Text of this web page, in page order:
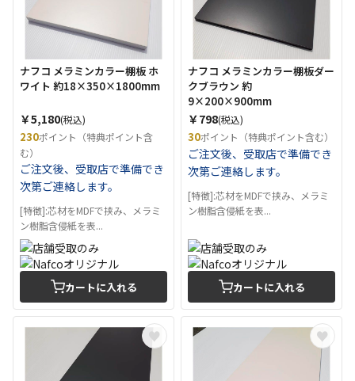
ナフコ メラミンカラー棚板 ホ
ワイト 約18×350×1800mm
￥5,180(税込)
230ポイント（特典ポイント含
む）
ご注文後、受取店で準備でき
次第ご連絡します。
[特徴]:芯材をMDFで挟み、メラミ
ン樹脂含侵紙を表...
カートに入れる
ナフコ メラミンカラー棚板ダー
クブラウン 約
9×200×900mm
￥798(税込)
30ポイント（特典ポイント含む）
ご注文後、受取店で準備でき
次第ご連絡します。
[特徴]:芯材をMDFで挟み、メラミ
ン樹脂含侵紙を表...
カートに入れる